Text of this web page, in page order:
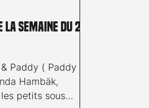
semaine du 28
( Paddy la
petits sous